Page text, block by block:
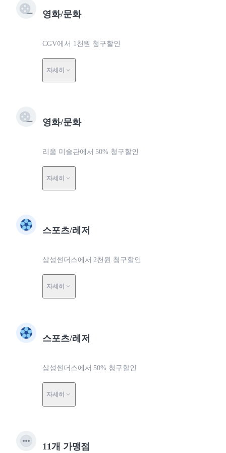
영화/문화
CGV에서 1천원 청구할인
자세히
영화/문화
리움 미술관에서 50% 청구할인
자세히
스포츠/레저
삼성썬더스에서 2천원 청구할인
자세히
스포츠/레저
삼성썬더스에서 50% 청구할인
자세히
11개 가맹점